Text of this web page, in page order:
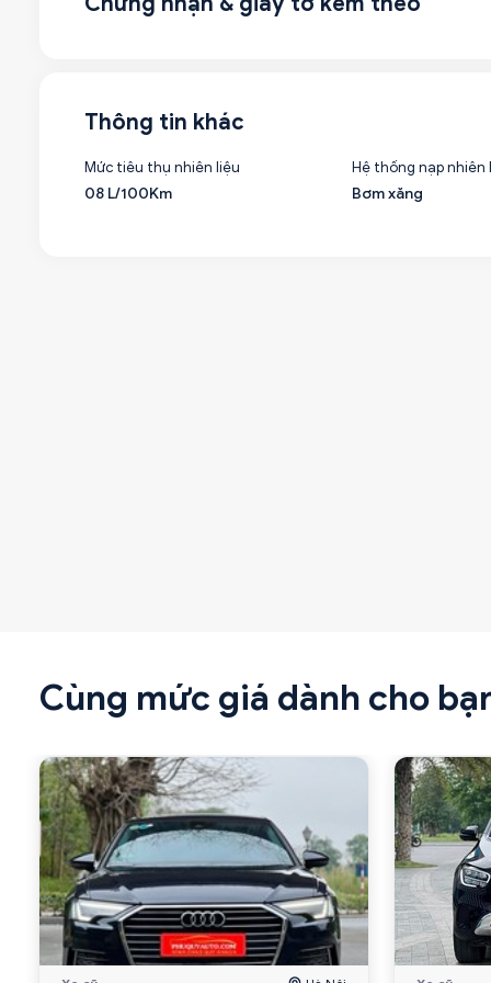
Thông tin khác
Mức tiêu thụ nhiên liệu
08 L/100Km
Hệ thống nạp nhiên
Bơm xăng
Cùng mức giá dành cho